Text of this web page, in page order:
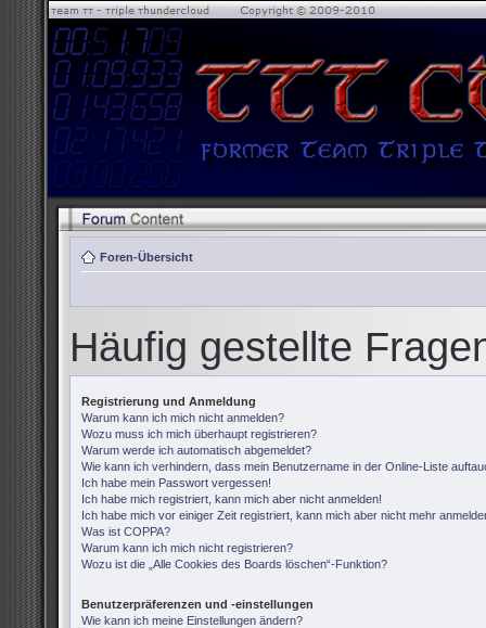
Foren-Übersicht
Häufig gestellte
Registrierung und Anmeldung
Warum kann ich mich nicht anmelden?
Wozu muss ich mich überhaupt registrieren?
Warum werde ich automatisch abgemeldet?
Wie kann ich verhindern, dass mein Benutzername in der Online-Liste
Ich habe mein Passwort vergessen!
Ich habe mich registriert, kann mich aber nicht anmelden!
Ich habe mich vor einiger Zeit registriert, kann mich aber nicht mehr
Was ist COPPA?
Warum kann ich mich nicht registrieren?
Wozu ist die „Alle Cookies des Boards löschen“-Funktion?
Benutzerpräferenzen und -einstellungen
Wie kann ich meine Einstellungen ändern?